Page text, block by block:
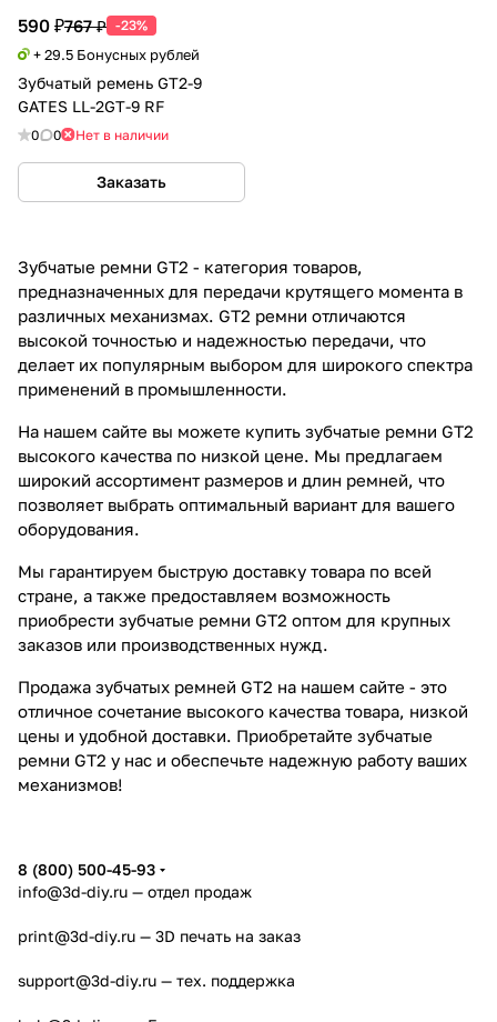
590 ₽767 ₽ -23%
+ 29.5 Бонусных рублей
Зубчатый ремень GT2-9
GATES LL-2GT-9 RF
0 0 Нет в наличии
Заказать
Зубчатые ремни GT2 - категория товаров,
предназначенных для передачи крутящего момента в
различных механизмах. GT2 ремни отличаются
высокой точностью и надежностью передачи, что
делает их популярным выбором для широкого спектра
применений в промышленности.
На нашем сайте вы можете купить зубчатые ремни GT2
высокого качества по низкой цене. Мы предлагаем
широкий ассортимент размеров и длин ремней, что
позволяет выбрать оптимальный вариант для вашего
оборудования.
Мы гарантируем быструю доставку товара по всей
стране, а также предоставляем возможность
приобрести зубчатые ремни GT2 оптом для крупных
заказов или производственных нужд.
Продажа зубчатых ремней GT2 на нашем сайте - это
отличное сочетание высокого качества товара, низкой
цены и удобной доставки. Приобретайте зубчатые
ремни GT2 у нас и обеспечьте надежную работу ваших
механизмов!
8 (800) 500-45-93
info@3d-diy.ru — отдел продаж
print@3d-diy.ru — 3D печать на заказ
support@3d-diy.ru — тех. поддержка